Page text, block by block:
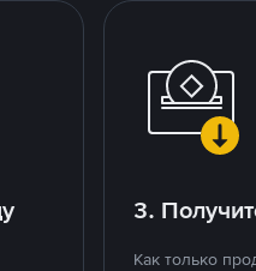
3.
Как только